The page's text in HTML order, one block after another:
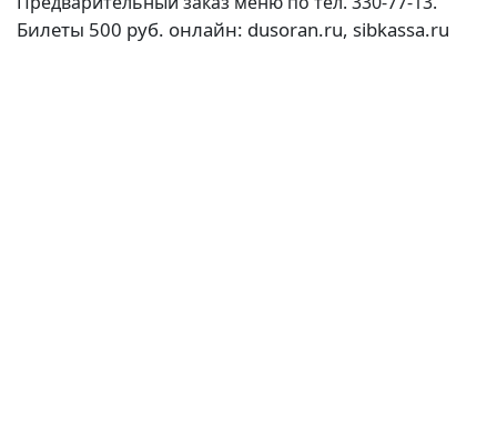
Билеты 500 руб. онлайн: dusoran.ru, sibkassa.ru